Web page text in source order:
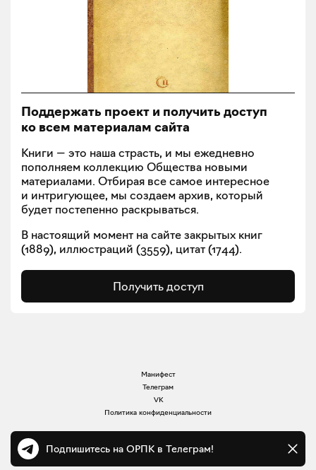
Поддержать проект и получить доступ
ко всем материалам сайта
Книги — это наша страсть, и мы ежедневно
пополняем коллекцию Общества новыми
материалами. Отбирая все самое интересное
и интригующее, мы создаем архив, который
будет постепенно раскрываться.
В настоящий момент на сайте закрытых книг
(1889), иллюстраций (3559), цитат (1744).
Получить доступ
Манифест
Телеграм
VK
Политика конфиденциальности
Подпишитесь на ОРПК в Телеграм!